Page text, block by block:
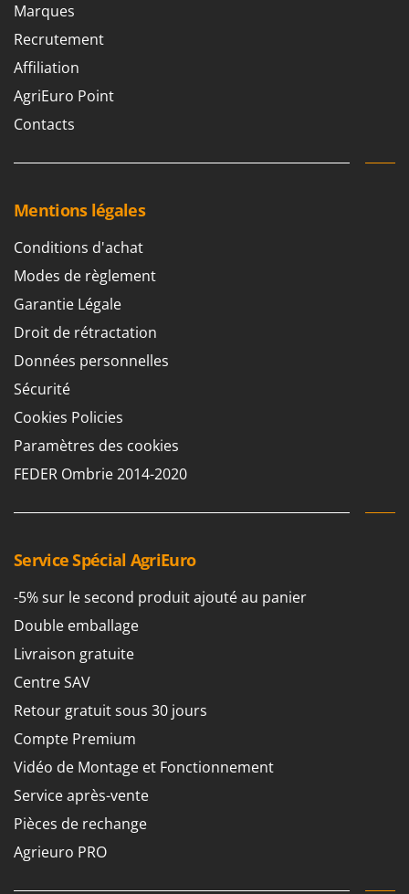
Tondeuses autoportées
Tondeuses débroussailleuses thermiques
Trancheuses
Trancheuses de sol
Transpalettes
Tronçonneuses
V
Vêtements de Sécurité
Vibroculteurs à tracteur
Lampacrescia - MGM
Landxcape
LAR Casalinghi
Lavor
Linea VZ
M
Macom
Macte Ovens
Makita
MAMMAMIA
Marcato
Marina Systems
Master
Mastercook
Masterpro
Michelin
More than chef
MOSA
MOVA
Mowox
MTD
N
New O.M.R.A.
Nilfisk
Marques
Recrutement
Affiliation
AgriEuro Point
Contacts
Mentions légales
Conditions d'achat
Modes de règlement
Garantie Légale
Droit de rétractation
Données personnelles
Sécurité
Cookies Policies
Paramètres des cookies
FEDER Ombrie 2014-2020
Service Spécial AgriEuro
-5% sur le second produit ajouté au panier
Double emballage
Livraison gratuite
Centre SAV
Retour gratuit sous 30 jours
Compte Premium
Vidéo de Montage et Fonctionnement
Service après-vente
Pièces de rechange
Agrieuro PRO